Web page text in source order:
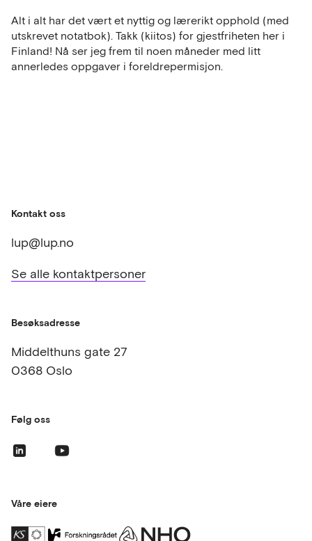
Alt i alt har det vært et nyttig og lærerikt opphold (med
utskrevet notatbok). Takk (kiitos) for gjestfriheten her i
Finland! Nå ser jeg frem til noen måneder med litt
annerledes oppgaver i foreldrepermisjon.
Kontakt oss
lup@lup.no
Se alle kontaktpersoner
Besøksadresse
Middelthuns gate 27
0368 Oslo
Følg oss
Våre eiere